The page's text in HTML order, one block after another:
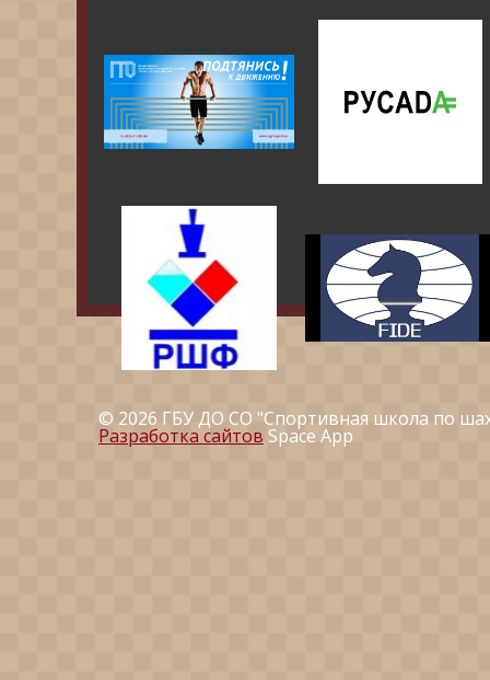
© 2026 ГБУ ДО СО "Спортивная школа по
Разработка сайтов Space App